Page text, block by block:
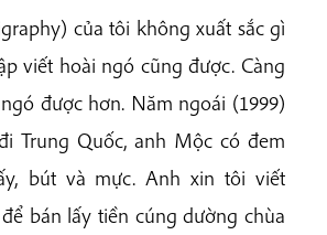
của tôi không xuất sắc gì
viết hoài ngó cũng được. Càng
được hơn. Năm ngoái (1999)
Trung Quốc, anh Mộc có đem
bút và mực. Anh xin tôi viết
bán lấy tiền cúng dường chùa